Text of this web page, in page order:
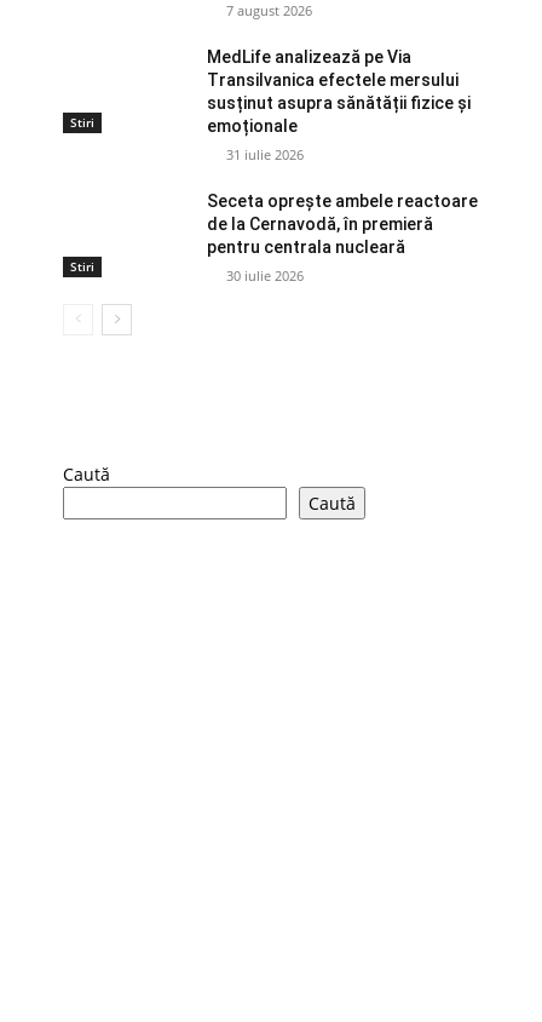
7 august 2026
Stiri
MedLife analizează pe Via
Transilvanica efectele mersului
susținut asupra sănătății fizice și
emoționale
31 iulie 2026
Stiri
Seceta oprește ambele reactoare
de la Cernavodă, în premieră
pentru centrala nucleară
30 iulie 2026
Caută
Caută